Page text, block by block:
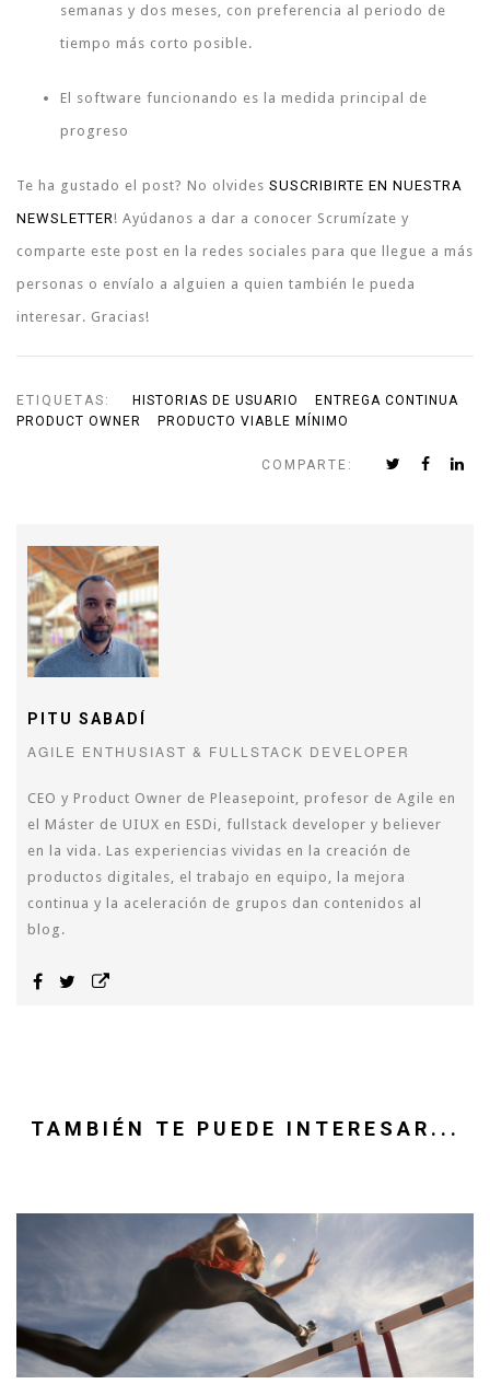
semanas y dos meses, con preferencia al periodo de
tiempo más corto posible.
El software funcionando es la medida principal de
progreso
Te ha gustado el post? No olvides SUSCRIBIRTE EN NUESTRA
NEWSLETTER! Ayúdanos a dar a conocer Scrumízate y
comparte este post en la redes sociales para que llegue a más
personas o envíalo a alguien a quien también le pueda
interesar. Gracias!
ETIQUETAS: HISTORIAS DE USUARIO
ENTREGA CONTINUA
PRODUCT OWNER
PRODUCTO VIABLE MÍNIMO
COMPARTE:
PITU SABADÍ
AGILE ENTHUSIAST & FULLSTACK DEVELOPER
CEO y Product Owner de Pleasepoint, profesor de Agile en
el Máster de UIUX en ESDi, fullstack developer y believer
en la vida. Las experiencias vividas en la creación de
productos digitales, el trabajo en equipo, la mejora
continua y la aceleración de grupos dan contenidos al
blog.
TAMBIÉN TE PUEDE INTERESAR...